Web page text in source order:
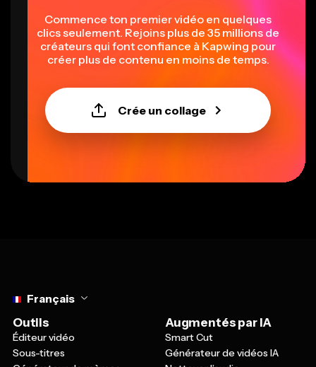
Commence ton premier vidéo en quelques
clics seulement. Rejoins plus de 35 millions de
créateurs qui font confiance à Kapwing pour
créer plus de contenu en moins de temps.
Crée un collage
Français
Outils
Éditeur vidéo
Sous-titres
Augmentés par IA
Smart Cut
Générateur de vidéos IA